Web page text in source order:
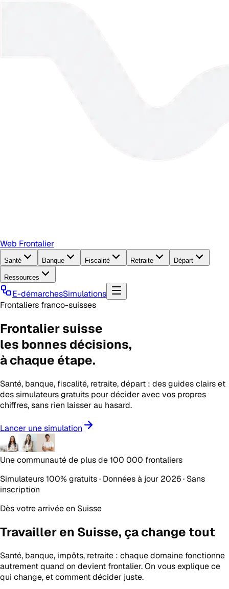
Web Frontalier
Santé Banque Fiscalité Retraite Départ
Ressources
E-démarchesSimulations
Frontaliers franco-suisses
Frontalier suisse
les bonnes décisions,
à chaque étape.
Santé, banque, fiscalité, retraite, départ : des guides clairs et
des simulateurs gratuits pour décider avec vos propres
chiffres, sans rien laisser au hasard.
Lancer une simulation
Une communauté de plus de100 000 frontaliers
Simulateurs 100% gratuits · Données à jour 2026 · Sans
inscription
Dès votre arrivée en Suisse
Travailler en Suisse, ça change tout
Santé, banque, impôts, retraite : chaque domaine fonctionne
autrement quand on devient frontalier. On vous explique ce
qui change, et comment décider juste.